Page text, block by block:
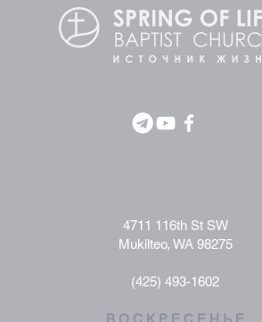
4711 116th St SW
Mukilteo, WA 98275
(425) 493-1602
В О С К Р Е С Е Н Ь Е